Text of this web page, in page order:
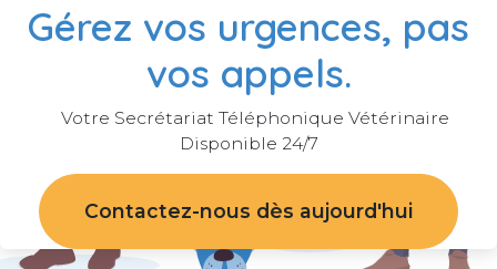
Gérez vos urgences, pas
vos appels.
Votre Secrétariat Téléphonique Vétérinaire
Disponible 24/7
Contactez-nous dès aujourd'hui